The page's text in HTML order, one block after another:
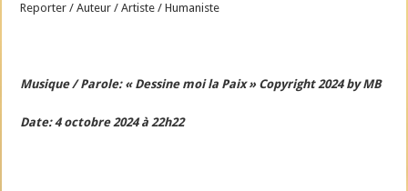
Reporter / Auteur / Artiste / Humaniste
Musique / Parole: « Dessine moi la Paix » Copyright 2024 by MB
Date: 4 octobre 2024 à 22h22